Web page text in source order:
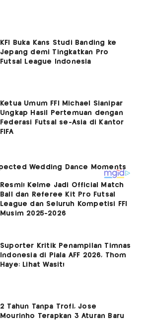
KFI Buka Kans Studi Banding ke
Jepang demi Tingkatkan Pro
Futsal League Indonesia
Ketua Umum FFI Michael Sianipar
Ungkap Hasil Pertemuan dengan
Federasi Futsal se-Asia di Kantor
FIFA
Resmi! Kelme Jadi Official Match
Ball dan Referee Kit Pro Futsal
League dan Seluruh Kompetisi FFI
Musim 2025-2026
Suporter Kritik Penampilan Timnas
Indonesia di Piala AFF 2026, Thom
Haye: Lihat Wasit!
2 Tahun Tanpa Trofi, Jose
Mourinho Terapkan 3 Aturan Baru